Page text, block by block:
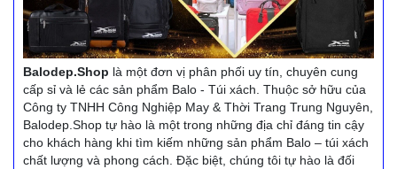
Balodep.Shop là một đơn vị phân phối uy tín, chuyên cung
cấp sỉ và lẻ các sản phẩm Balo - Túi xách. Thuộc sở hữu của
Công ty TNHH Công Nghiệp May & Thời Trang Trung Nguyên,
Balodep.Shop tự hào là một trong những địa chỉ đáng tin cậy
cho khách hàng khi tìm kiếm những sản phẩm Balo – túi xách
chất lượng và phong cách. Đặc biệt, chúng tôi tự hào là đối